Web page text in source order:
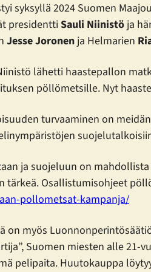
syksyllä 2024 Suomen
presidenttiSauli Niinistö ja
Jesse Joronen ja Helmarien
lähetti haastepallon
pöllömetsille. Nyt
turvaaminen on
ja suojeluun on
Osallistumisohjeet
pollometsat-kampanja/
on myös
Suomen miesten alle
pelipaita. Huutokauppa